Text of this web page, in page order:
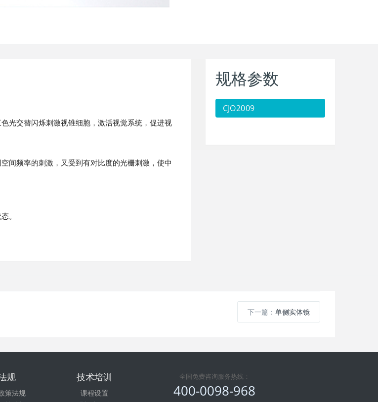
光交替闪烁刺激视锥细胞，激活视觉系统，促进视
间频率的刺激，又受到有对比度的光栅刺激，使中
。
规格参数
CJO2009
下一篇： 单侧实体镜
规
策法规
技术培训
课程设置
全国免费咨询服务热线：
400-0098-968